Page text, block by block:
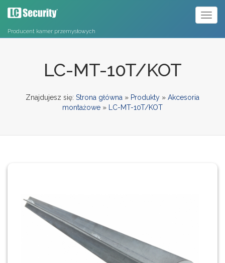
Producent kamer przemysłowych
LC-MT-10T/KOT
Znajdujesz się: Strona główna » Produkty » Akcesoria
montażowe » LC-MT-10T/KOT